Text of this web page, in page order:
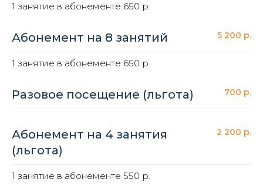
1 занятие в абонементе 650 р.
Абонемент на 8 занятий 5 200 р.
1 занятие в абонементе 650 р.
Разовое посещение (льгота) 700 р.
Абонемент на 4 занятия
(льгота)
2 200 р.
1 занятие в абонементе 550 р.